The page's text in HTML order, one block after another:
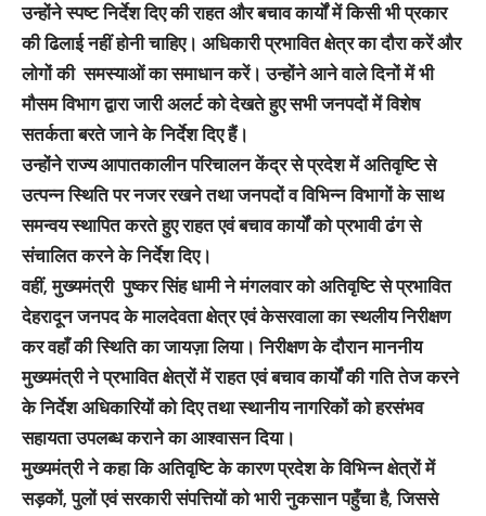
उन्होंने स्पष्ट निर्देश दिए की राहत और बचाव कार्यों में किसी भी प्रकार
की ढिलाई नहीं होनी चाहिए। अधिकारी प्रभावित क्षेत्र का दौरा करें और
लोगों की समस्याओं का समाधान करें। उन्होंने आने वाले दिनों में भी
मौसम विभाग द्वारा जारी अलर्ट को देखते हुए सभी जनपदों में विशेष
सतर्कता बरते जाने के निर्देश दिए हैं।
उन्होंने राज्य आपातकालीन परिचालन केंद्र से प्रदेश में अतिवृष्टि से
उत्पन्न स्थिति पर नजर रखने तथा जनपदों व विभिन्न विभागों के साथ
समन्वय स्थापित करते हुए राहत एवं बचाव कार्यों को प्रभावी ढंग से
संचालित करने के निर्देश दिए।
वहीं, मुख्यमंत्री पुष्कर सिंह धामी ने मंगलवार को अतिवृष्टि से प्रभावित
देहरादून जनपद के मालदेवता क्षेत्र एवं केसरवाला का स्थलीय निरीक्षण
कर वहाँ की स्थिति का जायज़ा लिया। निरीक्षण के दौरान माननीय
मुख्यमंत्री ने प्रभावित क्षेत्रों में राहत एवं बचाव कार्यों की गति तेज करने
के निर्देश अधिकारियों को दिए तथा स्थानीय नागरिकों को हरसंभव
सहायता उपलब्ध कराने का आश्वासन दिया।
मुख्यमंत्री ने कहा कि अतिवृष्टि के कारण प्रदेश के विभिन्न क्षेत्रों में
सड़कों, पुलों एवं सरकारी संपत्तियों को भारी नुकसान पहुँचा है, जिससे